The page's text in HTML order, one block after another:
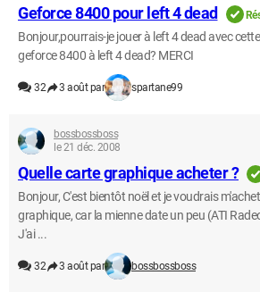
Geforce 8400 pour left 4 dead
Bonjour,pourrais-je jouer à left 4 dead avec
geforce 8400 à left 4 dead? MERCI
32 3 août par spartane99
bossbossboss
le 21 déc. 2008
Quelle carte graphique acheter ?
Bonjour, C'est bientôt noël et je voudrais
graphique, car la mienne date un peu (ATI
J'ai ...
32 3 août par bossbossboss